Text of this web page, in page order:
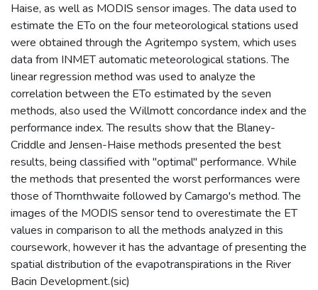
Haise, as well as MODIS sensor images. The data used to
estimate the ETo on the four meteorological stations used
were obtained through the Agritempo system, which uses
data from INMET automatic meteorological stations. The
linear regression method was used to analyze the
correlation between the ETo estimated by the seven
methods, also used the Willmott concordance index and the
performance index. The results show that the Blaney-
Criddle and Jensen-Haise methods presented the best
results, being classified with "optimal" performance. While
the methods that presented the worst performances were
those of Thornthwaite followed by Camargo's method. The
images of the MODIS sensor tend to overestimate the ET
values in comparison to all the methods analyzed in this
coursework, however it has the advantage of presenting the
spatial distribution of the evapotranspirations in the River
Bacin Development.(sic)